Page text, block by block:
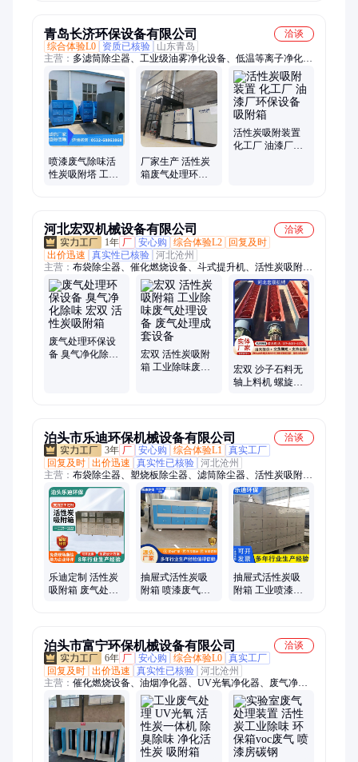
青岛长济环保设备有限公司
洽谈
综合体验L0
资质已核验
山东青岛
主营： 多滤筒除尘器、工业级油雾净化设备、低温等离子净化
器、活性炭吸附罐、除尘雾炮、组合式空气净化装置、杀菌除臭
纳米光子设备、焊烟壁挂式吸气臂、塑胶烟气净化、电动打磨除
尘设备
喷漆废气除味活
性炭吸附塔 工业
厂家生产 活性炭
箱废气处理环保
活性炭吸附装置
化工厂 油漆厂环
河北宏双机械设备有限公司
洽谈
1年 厂 安心购 综合体验L2
回复及时
出价迅速
真实性已核验 河北沧州
主营： 布袋除尘器、催化燃烧设备、斗式提升机、活性炭吸附
箱、粉尘加湿机、螺旋输送机、刮板输送机、喷淋塔、散装机、
塑烧板除尘器、除尘布袋、除尘骨架
废气处理环保设
备 臭气净化除味
宏双 活性炭吸附
箱 工业除味废气
宏双 沙子石料无
轴上料机 螺旋输
泊头市乐迪环保机械设备有限公司
洽谈
3年 厂 安心购 综合体验L1 真实工厂
回复及时 出价迅速 真实性已核验 河北沧州
主营： 布袋除尘器、塑烧板除尘器、滤筒除尘器、活性炭吸附
箱、不锈钢除尘器、圆形除尘器、铸造厂除尘器、气箱除尘器、
仓顶除尘器、不锈钢喷淋塔、卸料器、螺旋输送机、除尘布袋、
除尘骨架、喷淋塔
乐迪定制 活性炭
吸附箱 废气处理
抽屉式活性炭吸
附箱 喷漆废气处
抽屉式活性炭吸
附箱 工业喷漆房
泊头市富宁环保机械设备有限公司
洽谈
6年 厂 安心购 综合体验L0 真实工厂
回复及时 出价迅速 真实性已核验 河北沧州
主营： 催化燃烧设备、油烟净化器、UV光氧净化器、废气净化
处理、活性炭环保箱、活性炭吸附箱、不锈钢活性炭环保箱、活
性炭、活性炭吸附脱附设备、pp喷淋塔、焊烟净化器、布袋除尘
器、滤筒除尘器、除臭离子管、等离子设备、单机除尘器、碳钢
喷淋塔、不锈钢布袋除尘器、打磨台、RCO催化燃烧、不锈钢油
烟净化器、等离子净化器、脉冲布袋除尘器、除尘骨架